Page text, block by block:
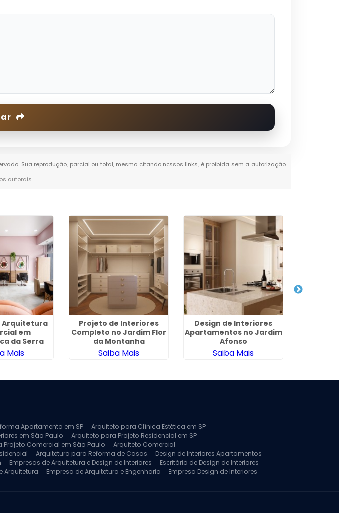
Sua reprodução, parcial ou total, mesmo citando nossos links, é proibida sem a autorização
autorais.
Arquitetura
em
da Serra
Mais
Projeto de Interiores
Completo no Jardim Flor
da Montanha
Saiba Mais
Design de Interiores
Apartamentos no Jardim
Afonso
Saiba Mais
Apartamento em SP
Arquiteto para Clínica Estética em SP
em São Paulo
Arquiteto para Projeto Residencial em SP
Projeto Comercial em São Paulo
Arquiteto Comercial
Arquitetura para Reforma de Casas
Design de Interiores Apartamentos
Empresas de Arquitetura e Design de Interiores
Escritório de Design de Interiores
Arquitetura Empresa de Arquitetura e Engenharia
Empresa Design de Interiores